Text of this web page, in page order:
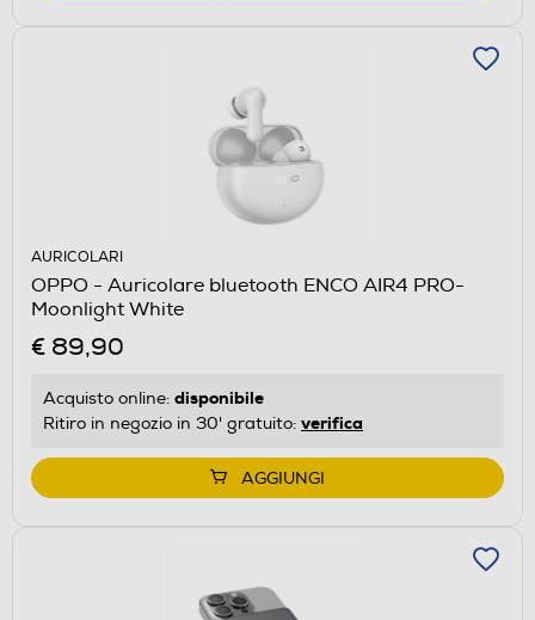
AURICOLARI
OPPO - Auricolare bluetooth ENCO AIR4 PRO-
Moonlight White
€ 89,90
Acquisto online: disponibile
Ritiro in negozio in 30' gratuito: verifica
AGGIUNGI